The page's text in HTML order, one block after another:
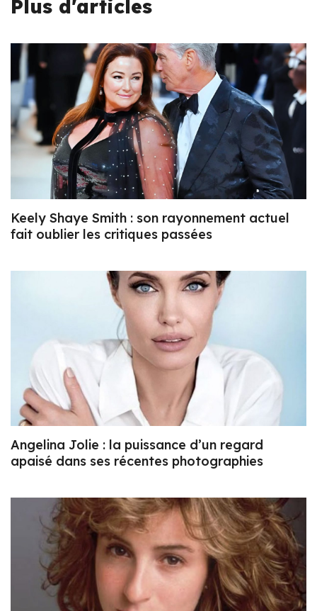
Plus d'articles
Keely Shaye Smith : son rayonnement actuel
fait oublier les critiques passées
Angelina Jolie : la puissance d’un regard
apaisé dans ses récentes photographies